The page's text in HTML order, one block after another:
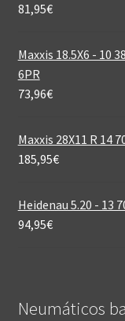
81,95€
Maxxis 18.5X6 - 10
6PR
73,96€
Maxxis 28X11 R 14
185,95€
Heidenau 5.20 - 13
94,95€
Neumáticos